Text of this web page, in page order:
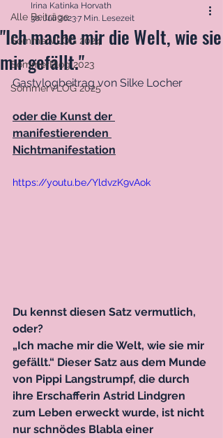
Alle Beiträge
SommerVLOG 2024
SommerBlog 2023
SommerVLOG 2025
"Ich mache mir die Welt, wie sie
mir gefällt."
Irina Katinka Horvath
30. Juli 20237 Min. Lesezeit
Gastvlogbeitrag von Silke Locher
oder die Kunst der
manifestierenden
Nichtmanifestation
https://youtu.be/YldvzK9vAok
Du kennst diesen Satz vermutlich,
oder?
„Ich mache mir die Welt, wie sie mir
gefällt.“ Dieser Satz aus dem Munde
von Pippi Langstrumpf, die durch
ihre Erschafferin Astrid Lindgren
zum Leben erweckt wurde, ist nicht
nur schnödes Blabla einer